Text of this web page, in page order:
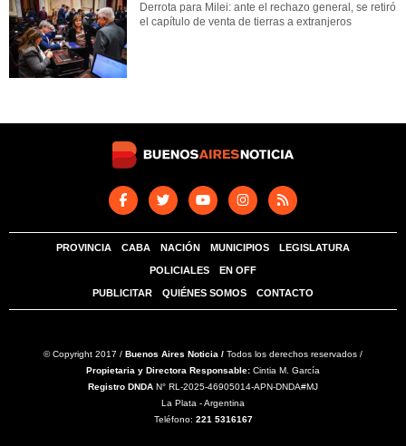
Derrota para Milei: ante el rechazo general, se retiró
el capítulo de venta de tierras a extranjeros
PROVINCIA CABA NACIÓN MUNICIPIOS LEGISLATURA
POLICIALES EN OFF
PUBLICITAR QUIÉNES SOMOS CONTACTO
© Copyright 2017 / Buenos Aires Noticia / Todos los derechos reservados /
Propietaria y Directora Responsable: Cintia M. García
Registro DNDA N° RL-2025-46905014-APN-DNDA#MJ
La Plata - Argentina
Teléfono: 221 5316167